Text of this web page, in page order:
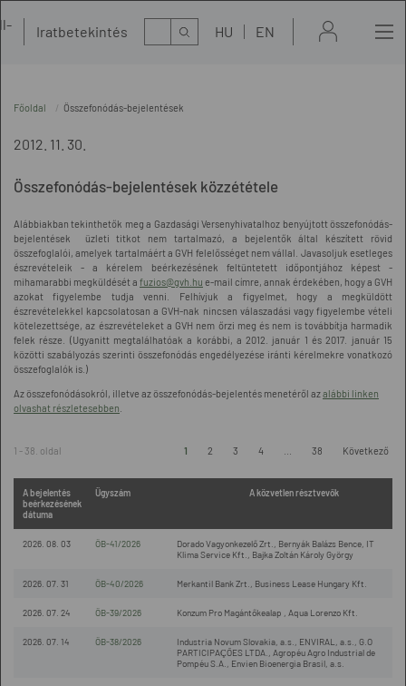
Iratbetekintés Kereső HU EN
Főoldal Összefonódás-bejelentések
2012. 11. 30.
Összefonódás-bejelentések közzététele
Alábbiakban tekinthetők meg a Gazdasági Versenyhivatalhoz benyújtott összefonódás-
bejelentések üzleti titkot nem tartalmazó, a bejelentők által készített rövid
összefoglalói, amelyek tartalmáért a GVH felelősséget nem vállal. Javasoljuk esetleges
észrevételeik - a kérelem beérkezésének feltüntetett időpontjához képest -
mihamarabbi megküldését a fuzios@gvh.hu e-mail címre, annak érdekében, hogy a GVH
azokat figyelembe tudja venni. Felhívjuk a figyelmet, hogy a megküldött
észrevételekkel kapcsolatosan a GVH-nak nincsen válaszadási vagy figyelembe vételi
kötelezettsége, az észrevételeket a GVH nem őrzi meg és nem is továbbítja harmadik
felek része. (Ugyanitt megtalálhatóak a korábbi, a 2012. január 1 és 2017. január 15
közötti szabályozás szerinti összefonódás engedélyezése iránti kérelmekre vonatkozó
összefoglalók is.)
Az összefonódásokról, illetve az összefonódás-bejelentés menetéről azalábbi linken
olvashat részletesebben
1 - 38. oldal 1 2 3 4 38 Következő
A bejelentés
beérkezésének
dátuma
Ügyszám A közvetlen résztvevők
2026. 08. 03 ÖB-41/2026
Dorado Vagyonkezelő Zrt., Bernyák Balázs Bence, IT
Klima Service Kft., Bajka Zoltán Károly György
2026. 07. 31 ÖB-40/2026 Merkantil Bank Zrt., Business Lease Hungary Kft.
2026. 07. 24 ÖB-39/2026 Konzum Pro Magántőkealap , Aqua Lorenzo Kft.
2026. 07. 14 ÖB-38/2026
Industria Novum Slovakia, a.s., ENVIRAL, a.s., G.O
PARTICIPAÇÕES LTDA., Agropéu Agro Industrial de
Pompéu S.A., Envien Bioenergia Brasil, a.s.